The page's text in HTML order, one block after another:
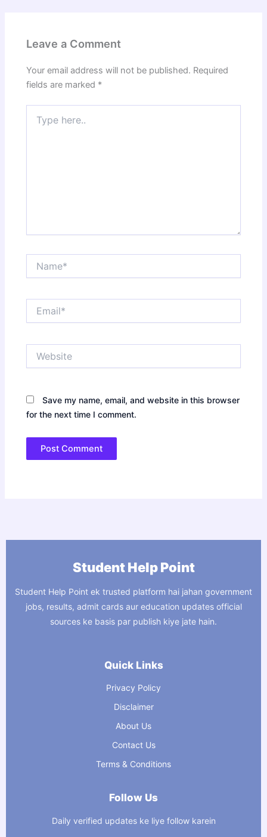
Leave a Comment
Your email address will not be published. Required
fields are marked *
here..
Save my name, email, and website in this browser
for the next time I comment.
Student Help Point
Student Help Point ek trusted platform hai jahan government
jobs, results, admit cards aur education updates official
sources ke basis par publish kiye jate hain.
Quick Links
Privacy Policy
Disclaimer
About Us
Contact Us
Terms & Conditions
Follow Us
Daily verified updates ke liye follow karein